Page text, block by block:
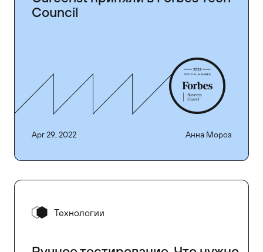
Council
Apr 29, 2022 Анна Мороз
Технологии